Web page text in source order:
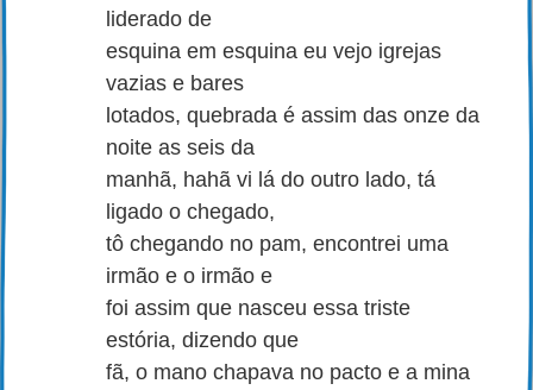
liderado de
esquina em esquina eu vejo igrejas
vazias e bares
lotados, quebrada é assim das onze da
noite as seis da
manhã, hahã vi lá do outro lado, tá
ligado o chegado,
tô chegando no pam, encontrei uma
irmão e o irmão e
foi assim que nasceu essa triste
estória, dizendo que
fã, o mano chapava no pacto e a mina